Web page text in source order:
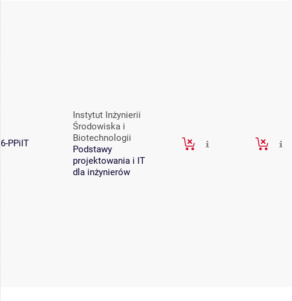
6-PPiIT
Instytut Inżynierii
Środowiska i
Biotechnologii
Podstawy
projektowania i IT
dla inżynierów